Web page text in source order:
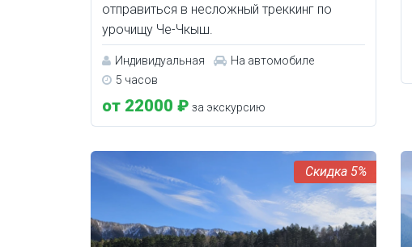
отправиться в несложный треккинг по
урочищу Че-Чкыш.
Индивидуальная
На автомобиле
5 часов
от 22000 ₽ за экскурсию
5%